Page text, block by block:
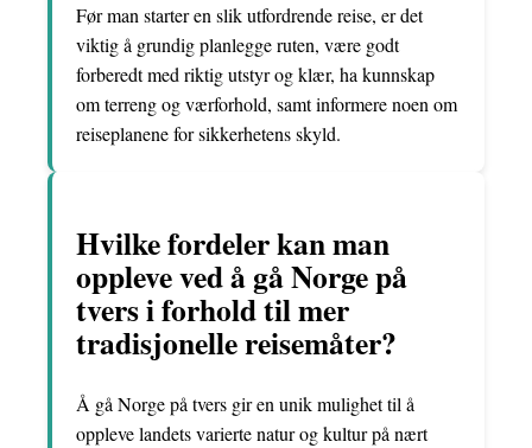
Før man starter en slik utfordrende reise, er det
viktig å grundig planlegge ruten, være godt
forberedt med riktig utstyr og klær, ha kunnskap
om terreng og værforhold, samt informere noen om
reiseplanene for sikkerhetens skyld.
Hvilke fordeler kan man
oppleve ved å gå Norge på
tvers i forhold til mer
tradisjonelle reisemåter?
Å gå Norge på tvers gir en unik mulighet til å
oppleve landets varierte natur og kultur på nært